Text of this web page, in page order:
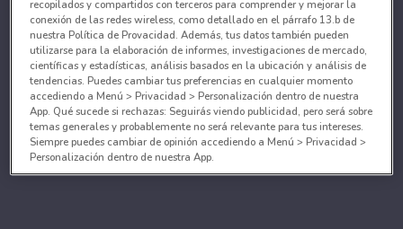
recopilados y compartidos con terceros para comprender y mejorar la
conexión de las redes wireless, como detallado en el párrafo 13.b de
nuestra Política de Provacidad. Además, tus datos también pueden
utilizarse para la elaboración de informes, investigaciones de mercado,
científicas y estadísticas, análisis basados en la ubicación y análisis de
tendencias. Puedes cambiar tus preferencias en cualquier momento
accediendo a Menú > Privacidad > Personalización dentro de nuestra
App. Qué sucede si rechazas: Seguirás viendo publicidad, pero será sobre
temas generales y probablemente no será relevante para tus intereses.
Siempre puedes cambiar de opinión accediendo a Menú > Privacidad >
Personalización dentro de nuestra App.